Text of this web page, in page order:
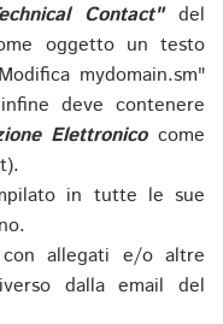
Contact"del
oggetto un testo
mydomain.sm"
deve contenere
Elettronicocome
in tutte le sue
con allegati e/o altre
dalla email del